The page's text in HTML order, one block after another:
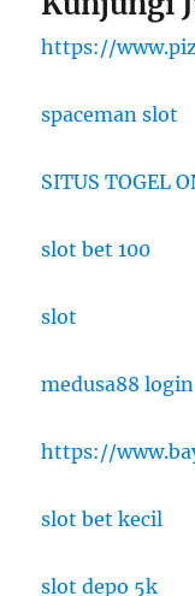
https://
spaceman slot
SITUS TOGEL
slot bet 100
slot
medusa88 login
https://
slot bet kecil
slot depo 5k